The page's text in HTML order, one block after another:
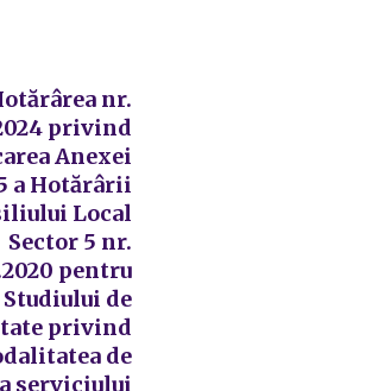
nr.
privind
Anexei
a Hotărârii
Local
Sector 5 nr.
pentru
de
privind
de
serviciului